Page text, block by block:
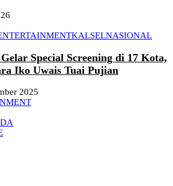
KALSELNASIONAL
Special Screening di 17 Kota,
Iko Uwais Tuai Pujian
2025